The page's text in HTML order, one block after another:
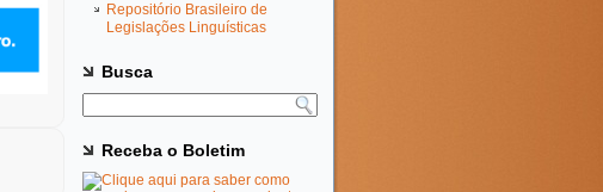
Repositório Brasileiro de
Legislações Linguísticas
Busca
Receba o Boletim